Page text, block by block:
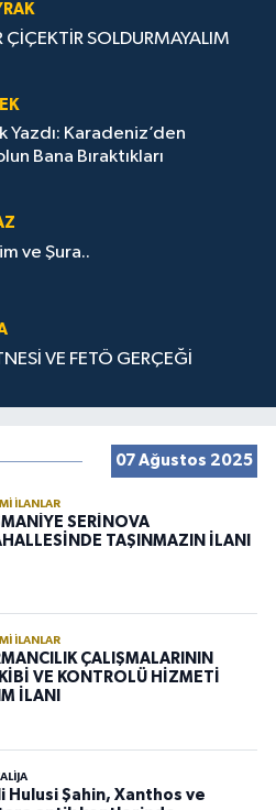
ÇİÇEKTİR SOLDURMAYALIM
Yazdı: Karadeniz’den
Bana Bıraktıkları
ve Şura..
VE FETÖ GERÇEĞİ
07 Ağustos 2025
İLANLAR
SERİNOVA
TAŞINMAZIN İLANI
İLANLAR
ÇALIŞMALARININ
VE KONTROLÜ HİZMETİ
İLANI
Hulusi Şahin, Xanthos ve